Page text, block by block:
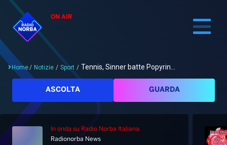
ON AIR
Cerca
Home/ Notizie / Sport / Tennis, Sinner batte Popyrin...
ASCOLTA GUARDA
In onda su Radio Norba Italiana
Radionorba News